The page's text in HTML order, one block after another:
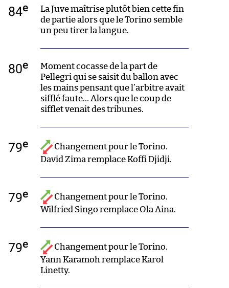
84e
La Juve maîtrise plutôt bien cette fin
de partie alors que le Torino semble
un peu tirer la langue.
80e
Moment cocasse de la part de
Pellegri qui se saisit du ballon avec
les mains pensant que l’arbitre avait
sifflé faute… Alors que le coup de
sifflet venait des tribunes.
79e
Changement pour le Torino.
David Zima remplace Koffi Djidji.
79e
Changement pour le Torino.
Wilfried Singo remplace Ola Aina.
79e
Changement pour le Torino.
Yann Karamoh remplace Karol
Linetty.